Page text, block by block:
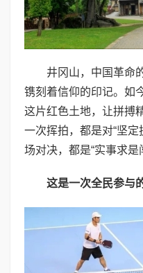
井冈山，中国革命
镌刻着信仰的印记。如
这片红色土地，让拼搏
一次挥拍，都是对“坚
场对决，都是“实事求是
这是一次全民参与